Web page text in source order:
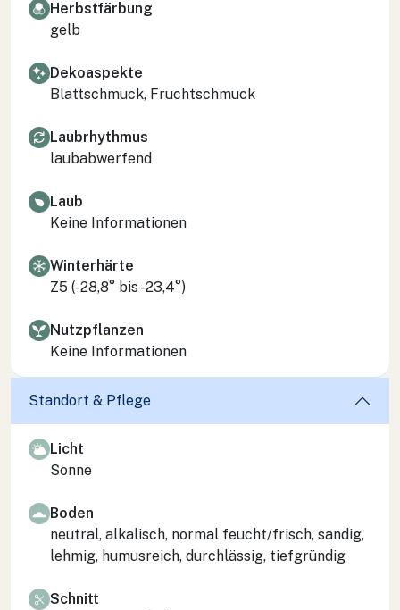
Herbstfärbung
gelb
Dekoaspekte
Blattschmuck, Fruchtschmuck
Laubrhythmus
laubabwerfend
Laub
Keine Informationen
Winterhärte
Z5 (-28,8° bis -23,4°)
Nutzpflanzen
Keine Informationen
Standort & Pflege
Licht
Sonne
Boden
neutral, alkalisch, normal feucht/frisch, sandig,
lehmig, humusreich, durchlässig, tiefgründig
Schnitt